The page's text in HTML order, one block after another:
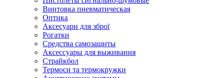
Винтовка пневматическая
Оптика
Аксесуари для зброї
Рогатки
Средства самозащиты
Аксессуары для выживания
Страйкбол
Термоси та термокружки